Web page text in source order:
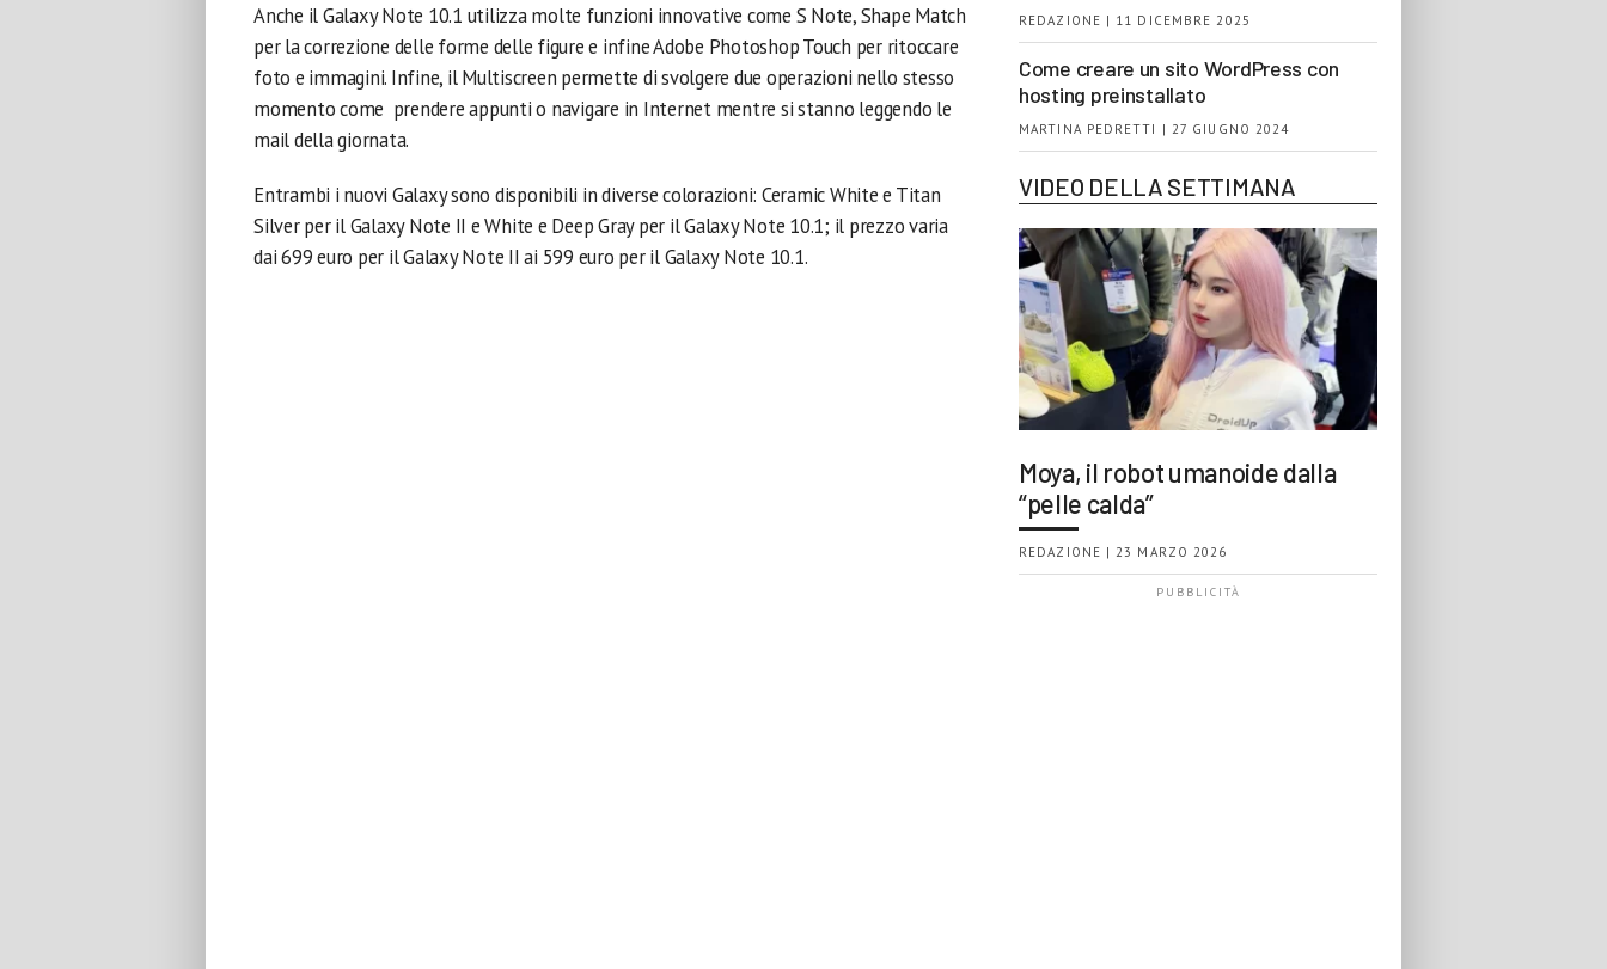
Anche il Galaxy Note 10.1 utilizza molte funzioni innovative come S Note, Shape Match
per la correzione delle forme delle figure e infine Adobe Photoshop Touch per ritoccare
foto e immagini. Infine, il Multiscreen permette di svolgere due operazioni nello stesso
momento come prendere appunti o navigare in Internet mentre si stanno leggendo le
mail della giornata.
Entrambi i nuovi Galaxy sono disponibili in diverse colorazioni: Ceramic White e Titan
Silver per il Galaxy Note II e White e Deep Gray per il Galaxy Note 10.1; il prezzo varia
dai 699 euro per il Galaxy Note II ai 599 euro per il Galaxy Note 10.1.
REDAZIONE | 11 DICEMBRE 2025
Come creare un sito WordPress con
hosting preinstallato
MARTINA PEDRETTI | 27 GIUGNO 2024
VIDEO DELLA SETTIMANA
Moya, il robot umanoide dalla
“pelle calda”
REDAZIONE | 23 MARZO 2026